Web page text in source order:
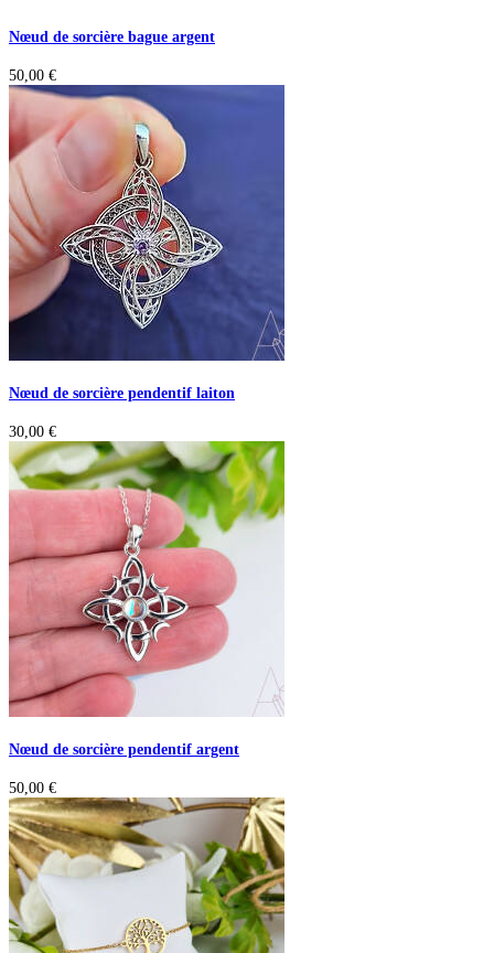
Nœud de sorcière bague argent
50,00 €
Nœud de sorcière pendentif laiton
30,00 €
Nœud de sorcière pendentif argent
50,00 €